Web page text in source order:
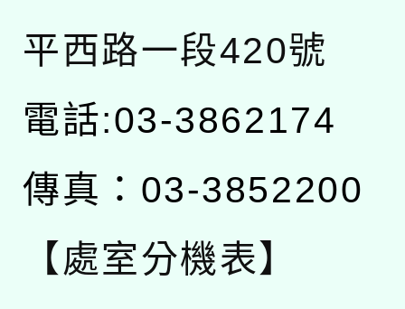
平西路一段420號
電話:03-3862174
傳真：03-3852200
【處室分機表】